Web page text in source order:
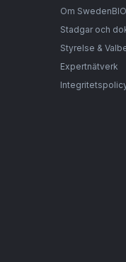
Om SwedenBIO
Stadgar och
Styrelse &
Expertnätverk